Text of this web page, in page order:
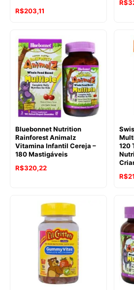
R$203,11
R$
Bluebonnet Nutrition
Rainforest Animalz
Vitamina Infantil Cereja –
180 Mastigáveis
R$320,22
120
R$